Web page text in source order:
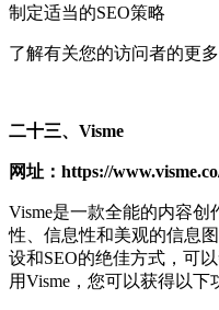
制定适当的SEO策略
了解有关您的访问者的更
二十三、Visme
网址：https://
Visme是一款全能的内容
性、信息性和美观的信息
设和SEO的绝佳方式，可
用Visme，您可以获得以下